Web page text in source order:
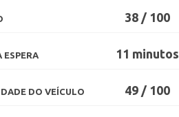
38 / 100
ESPERA 11 minutos
DO VEÍCULO 49 / 100